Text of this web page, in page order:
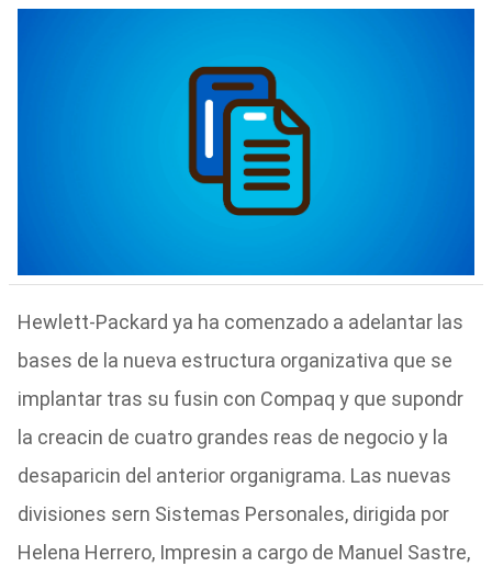
Hewlett-Packard ya ha comenzado a adelantar las
bases de la nueva estructura organizativa que se
implantar tras su fusin con Compaq y que supondr
la creacin de cuatro grandes reas de negocio y la
desaparicin del anterior organigrama. Las nuevas
divisiones sern Sistemas Personales, dirigida por
Helena Herrero, Impresin a cargo de Manuel Sastre,